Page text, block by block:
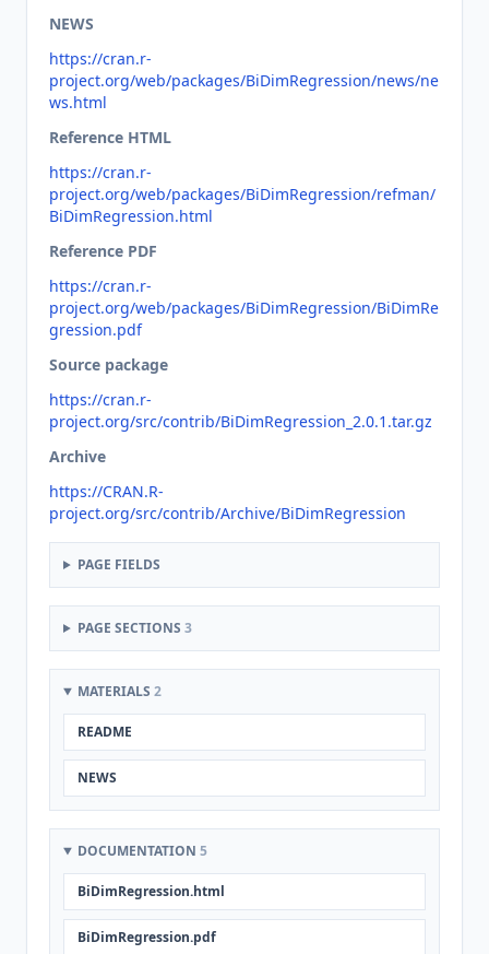
NEWS
https://cran.r-
project.org/web/packages/BiDimRegression/news/ne
ws.html
Reference HTML
https://cran.r-
project.org/web/packages/BiDimRegression/refman/
BiDimRegression.html
Reference PDF
https://cran.r-
project.org/web/packages/BiDimRegression/BiDimRe
gression.pdf
Source package
https://cran.r-
project.org/src/contrib/BiDimRegression_2.0.1.tar.gz
Archive
https://CRAN.R-
project.org/src/contrib/Archive/BiDimRegression
PAGE FIELDS
PAGE SECTIONS 3
MATERIALS 2
README
NEWS
DOCUMENTATION 5
BiDimRegression.html
BiDimRegression.pdf